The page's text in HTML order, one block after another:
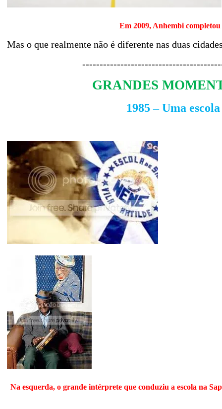
Em 2009, Anhembi
Mas o que realmente não é diferente nas duas
GRANDES
1985 – Uma
Na esquerda, o grande intérprete que conduziu a escola na